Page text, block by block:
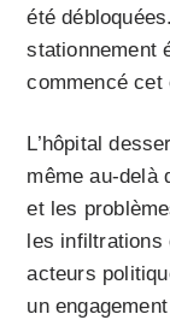
été
stationnement
commencé cet
L’hôpital
même au-delà
et les
les infiltrations
acteurs
un